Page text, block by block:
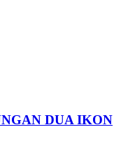
DUA IKON